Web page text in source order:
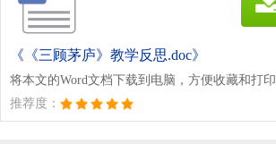
《《三顾茅庐》教学反思.doc》
将本文的Word文档下载到电脑，方便收藏和打印
推荐度：